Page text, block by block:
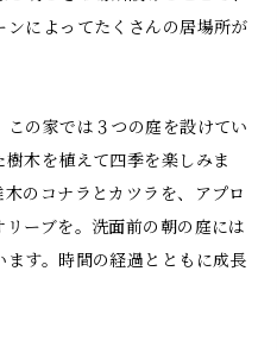
によってたくさんの居場所が
この家では３つの庭を設けてい
木を植えて四季を楽しみま
のコナラとカツラを、アプロ
ーブを。洗面前の朝の庭には
す。時間の経過とともに成長